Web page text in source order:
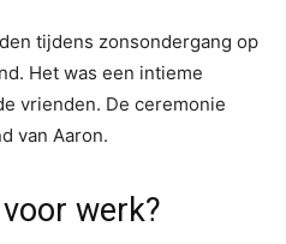
tijdens zonsondergang op
Het was een intieme
vrienden. De ceremonie
van Aaron.
werk?